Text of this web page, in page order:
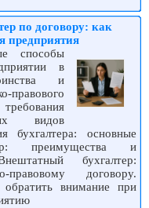
по договору: как
предприятия
способы
в
и
правового
видов
бухгалтера: основные
преимущества и
бухгалтер:
правовому договору.
внимание при